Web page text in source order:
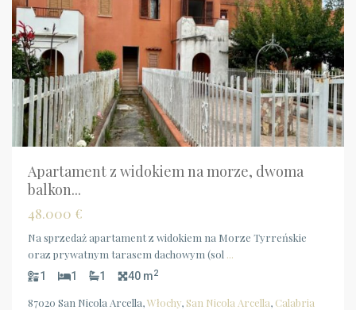
Apartament z widokiem na morze, dwoma
balkon...
48.000 €
Na sprzedaż apartament z widokiem na Morze Tyrreńskie
oraz prywatnym tarasem dachowym (sol ...
1 1 1 40 m2
87020 San Nicola Arcella,Włochy, San Nicola Arcella, Calabria